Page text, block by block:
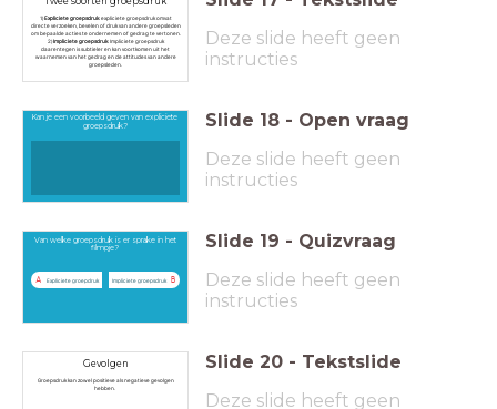
1)Expliciete groepsdruk: expliciete groepsdruk omvat
directe verzoeken, bevelen of druk van andere groepsleden
om bepaalde acties te ondernemen of gedrag te vertonen.
2)Impliciete groepsdruk: Impliciete groepsdruk
daarentegen is subtieler en kan voortkomen uit het
waarnemen van het gedrag en de attitudes van andere
groepsleden.
Deze slide heeft geen
instructies
Kan je een voorbeeld geven van expliciete
groepsdruk?
Slide 18 - Open vraag
Deze slide heeft geen
instructies
Van welke groepsdruk is er sprake in het
filmpje?
A Expliciete groepdruk B
Impliciete groepsdruk
Slide 19 - Quizvraag
Deze slide heeft geen
instructies
Gevolgen
Groepsdruk kan zowel positieve als negatieve gevolgen
hebben.
Slide 20 - Tekstslide
Deze slide heeft geen